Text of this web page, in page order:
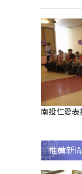
南投仁愛
推薦新